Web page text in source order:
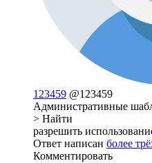
123459 @123459
Административные
> Найти
разрешить
Ответ написан более
Комментировать